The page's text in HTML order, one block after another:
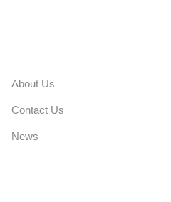
About Us
Contact Us
News